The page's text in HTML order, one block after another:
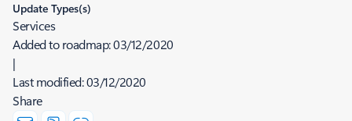
Update Types(s)
Services
Added to roadmap:03/12/2020
|
Last modified:03/12/2020
Share